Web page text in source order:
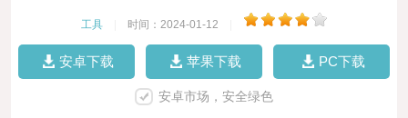
工具 时间：2024-01-12
安卓下载 苹果下载 PC下载
安卓市场，安全绿色